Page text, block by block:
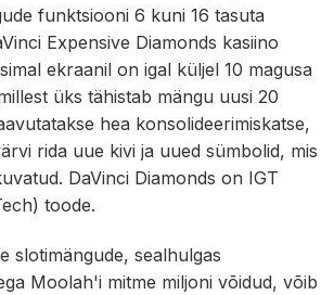
funktsiooni 6 kuni 16 tasuta
Expensive Diamonds kasiino
ekraanil on igal küljel 10 magusa
üks tähistab mängu uusi 20
hea konsolideerimiskatse,
rida uue kivi ja uued sümbolid, mis
DaVinci Diamonds on IGT
toode.
slotimängude, sealhulgas
Moolah'i mitme miljoni võidud, võib